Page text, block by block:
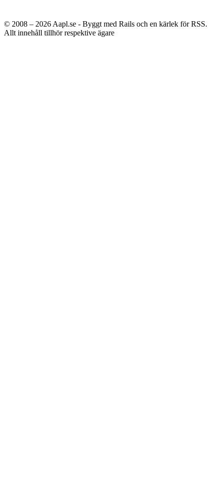
© 2008 – 2026 Aapl.se - Byggt med Rails och en kärlek för RSS.
Allt innehåll tillhör respektive ägare